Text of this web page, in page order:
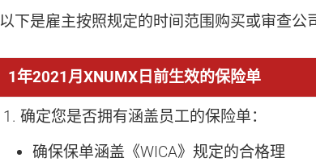
以下是雇主按照规定的时间范围购买或审查公
1年2021月XNUMX日前生效的保险单
确定您是否拥有涵盖员工的保险单：
确保保单涵盖《WICA》规定的合格理